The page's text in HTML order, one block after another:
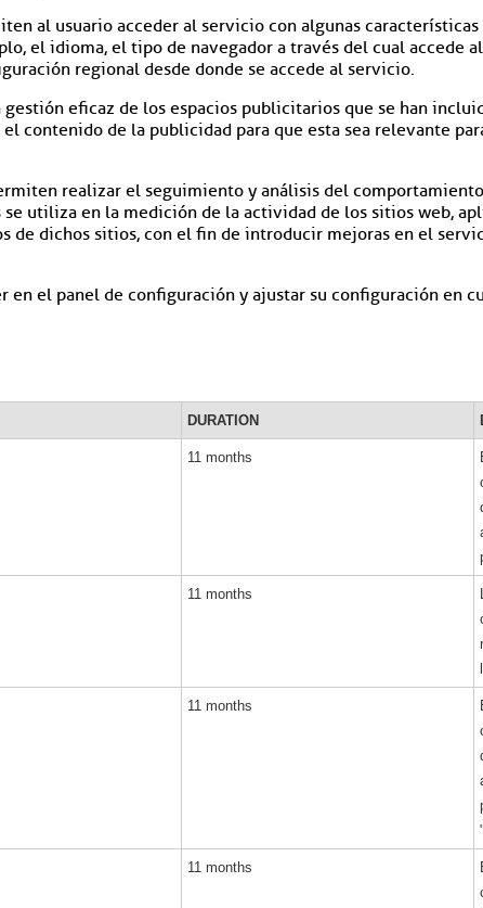
al usuario acceder al servicio con algunas
el idioma, el tipo de navegador a través del cual accede
regional desde donde se accede al servicio.
eficaz de los espacios publicitarios que se han
contenido de la publicidad para que esta sea relevante
realizar el seguimiento y análisis del
utiliza en la medición de la actividad de los sitios web,
de dichos sitios, con el fin de introducir mejoras en el
en el panel de configuración y ajustar su configuración en
DURATION
11 months
11 months
11 months
11 months